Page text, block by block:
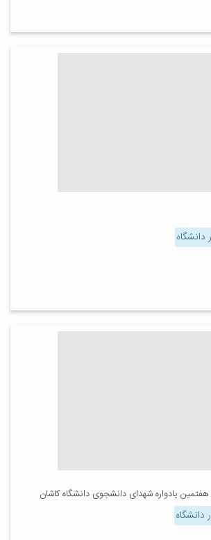
دانشگاه
هفتمین یادواره شهدای دانشجوی دانشگاه کاشان
دانشگاه